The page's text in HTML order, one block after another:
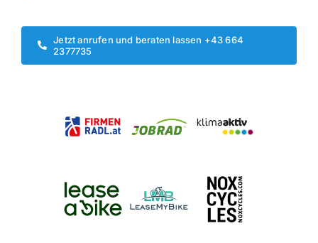
Jetzt anrufen und beraten lassen +43 664
2377735